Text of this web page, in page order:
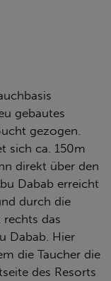
gebautes
gezogen.
sich ca. 150m
direkt über den
Dabab erreicht
durch die
das
Dabab. Hier
die Taucher die
des Resorts